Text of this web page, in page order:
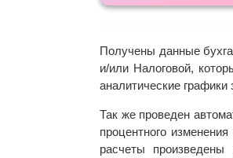
Получены данные
и/или Налоговой,
аналитические
Так же проведен
процентного
расчеты